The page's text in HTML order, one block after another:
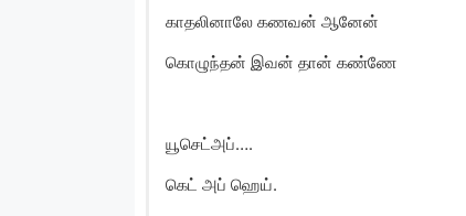
காதலினாலே கணவன் ஆனேன்
கொழுந்தன் இவன் தான் கண்ணே
யூசெட்அப்….
கெட் அப் ஹெய்.